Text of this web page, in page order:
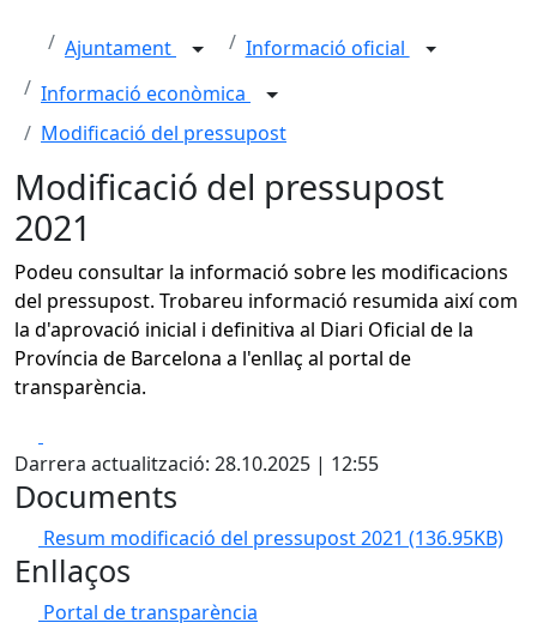
Ajuntament
Informació oficial
Informació econòmica
Modificació del pressupost
Modificació del pressupost
2021
Podeu consultar la informació sobre les modificacions
del pressupost. Trobareu informació resumida així com
la d'aprovació inicial i definitiva al Diari Oficial de la
Província de Barcelona a l'enllaç al portal de
transparència.
Darrera actualització: 28.10.2025 | 12:55
Documents
Resum modificació del pressupost 2021 (136.95KB)
Enllaços
Portal de transparència